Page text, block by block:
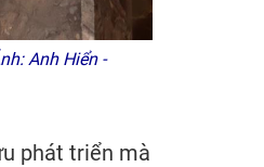
Anh Hiển -
phát triển mà